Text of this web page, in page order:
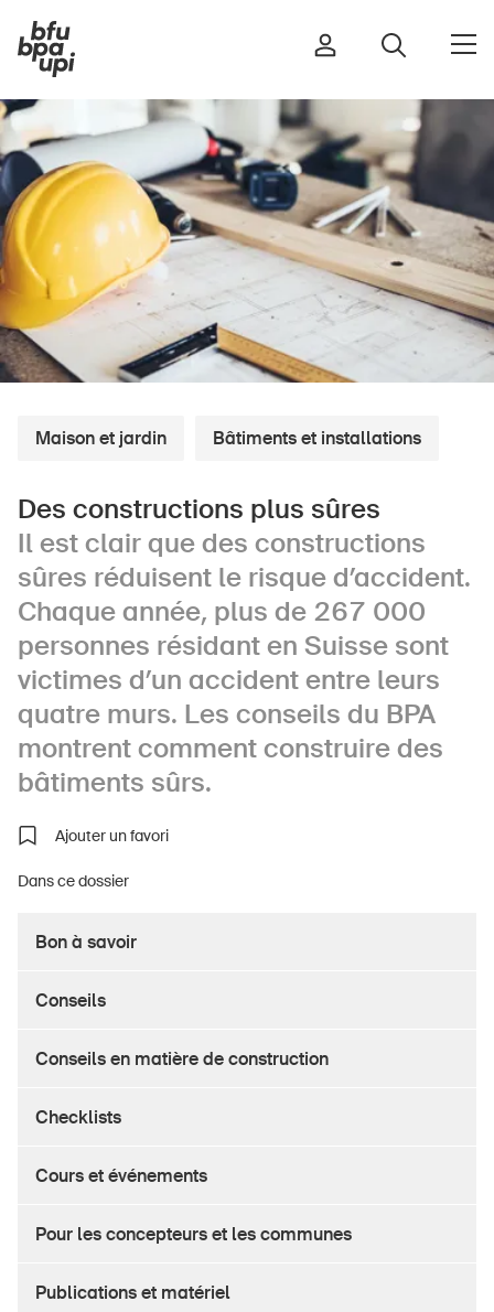
Route et trafic
Sport et activité physique
Maison et jardin
Bâtiments et installations
Enfants
À propos du BPA
Politique
Sinus Plus
Campagnes
Postes vacants
Produits sûrs
Contact et conseil
Dans ce dossier
Bon à savoir
Conseils
Conseils en matière de construction
Checklists
Cours et événements
Pour les concepteurs et les communes
Publications et matériel
Maison et jardin Bâtiments et installations
Des constructions plus sûres
Il est clair que des constructions
sûres réduisent le risque d’accident.
Chaque année, plus de 267 000
personnes résidant en Suisse sont
victimes d’un accident entre leurs
quatre murs. Les conseils du BPA
montrent comment construire des
bâtiments sûrs.
Ajouter un favori